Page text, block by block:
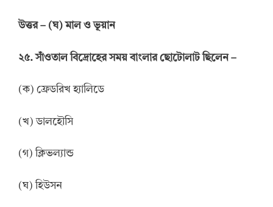
উত্তর– (ঘ) মাল ও ভূয়ান
২৫. সাঁওতাল বিদ্রোহের সময় বাংলার ছোটোলাট ছিলেন –
(ক) ফ্রেডরিখ হ্যালিডে
(খ) ডালহৌসি
(গ) ক্লিভল্যান্ড
(ঘ) হিউসন